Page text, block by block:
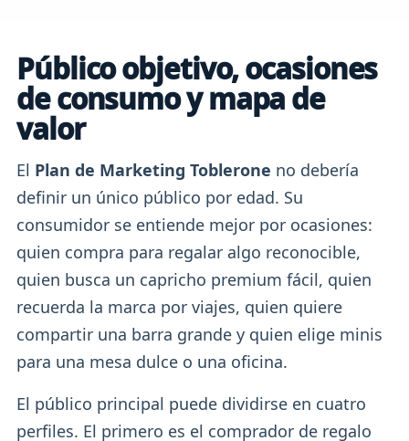
Público objetivo, ocasiones
de consumo y mapa de
valor
El Plan de Marketing Toblerone no debería
definir un único público por edad. Su
consumidor se entiende mejor por ocasiones:
quien compra para regalar algo reconocible,
quien busca un capricho premium fácil, quien
recuerda la marca por viajes, quien quiere
compartir una barra grande y quien elige minis
para una mesa dulce o una oficina.
El público principal puede dividirse en cuatro
perfiles. El primero es el comprador de regalo